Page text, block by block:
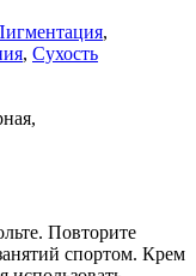
,
, Сухость
Повторите
спортом. Крем